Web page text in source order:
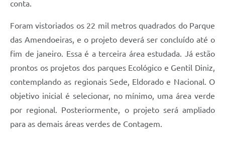
conta.
Foram vistoriados os 22 mil metros quadrados do Parque
das Amendoeiras, e o projeto deverá ser concluído até o
fim de janeiro. Essa é a terceira área estudada. Já estão
prontos os projetos dos parques Ecológico e Gentil Diniz,
contemplando as regionais Sede, Eldorado e Nacional. O
objetivo inicial é selecionar, no mínimo, uma área verde
por regional. Posteriormente, o projeto será ampliado
para as demais áreas verdes de Contagem.